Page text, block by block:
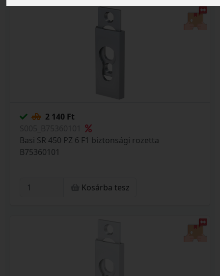
2 140 Ft
Basi SR 450 PZ 6 F1 biztonsági rozetta
B75360101
Kosárba tesz